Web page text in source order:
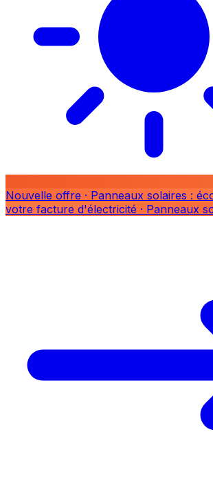
Nouvelle offre · Panneaux solaires :
votre facture d'électricité · Panneaux